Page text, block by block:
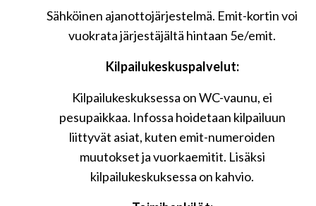
Sähköinen ajanottojärjestelmä. Emit-kortin voi
vuokrata järjestäjältä hintaan 5e/emit.
Kilpailukeskuspalvelut:
Kilpailukeskuksessa on WC-vaunu, ei
pesupaikkaa. Infossa hoidetaan kilpailuun
liittyvät asiat, kuten emit-numeroiden
muutokset ja vuorkaemitit. Lisäksi
kilpailukeskuksessa on kahvio.